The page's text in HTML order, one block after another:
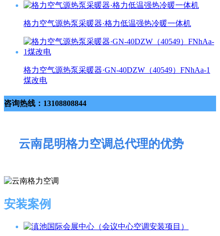
格力空气源热泵采暖器·格力低温强热冷暖一体机
格力空气源热泵采暖器·GN-40DZW（40549）FNhAa-1
煤改电
咨询热线：13108808844
云南昆明格力空调总代理的优势
安装案例